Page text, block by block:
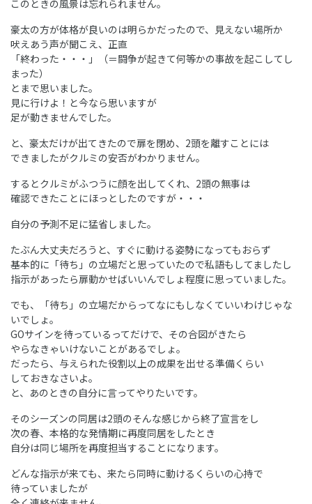
このときの風景は忘れられません。
豪太の方が体格が良いのは明らかだったので、見えない場所か
吠えあう声が聞こえ、正直
「終わった・・・」（＝闘争が起きて何等かの事故を起こしてし
まった）
とまで思いました。
見に行けよ！と今なら思いますが
足が動きませんでした。
と、豪太だけが出てきたので扉を閉め、2頭を離すことには
できましたがクルミの安否がわかりません。
するとクルミがふつうに顔を出してくれ、2頭の無事は
確認できたことにほっとしたのですが・・・
自分の予測不足に猛省しました。
たぶん大丈夫だろうと、すぐに動ける姿勢になってもおらず
基本的に「待ち」の立場だと思っていたので私語もしてましたし
指示があったら扉動かせばいいんでしょ程度に思っていました。
でも、「待ち」の立場だからってなにもしなくていいわけじゃな
いでしょ。
GOサインを待っているってだけで、その合図がきたら
やらなきゃいけないことがあるでしょ。
だったら、与えられた役割以上の成果を出せる準備くらい
しておきなさいよ。
と、あのときの自分に言ってやりたいです。
そのシーズンの同居は2頭のそんな感じから終了宣言をし
次の春、本格的な発情期に再度同居をしたとき
自分は同じ場所を再度担当することになります。
どんな指示が来ても、来たら同時に動けるくらいの心持で
待っていましたが